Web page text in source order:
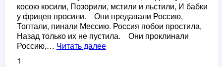
косою косили, Позорили, мстили и льстили, И бабки
у фрицев просили. Они предавали Россию,
Топтали, пинали Мессию. Россия побои простила,
Назад только их не пустила. Они проклинали
Россию,… Читать далееОни
1